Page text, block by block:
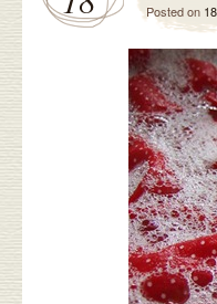
Posted on